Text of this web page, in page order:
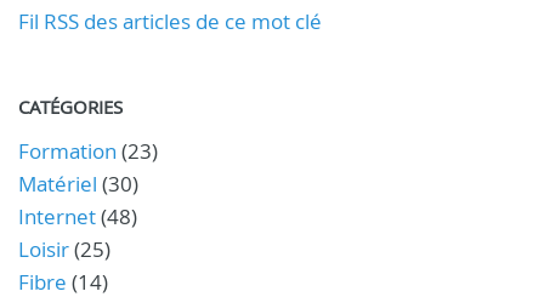
Fil RSS des articles de ce mot clé
CATÉGORIES
Formation (23)
Matériel (30)
Internet(48)
Loisir(25)
Fibre (14)